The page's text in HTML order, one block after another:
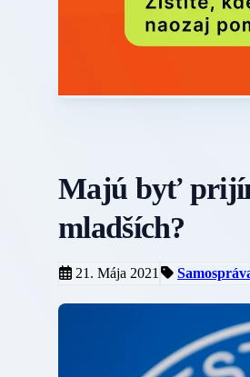
Majú byť
mladších?
21. Mája 2021